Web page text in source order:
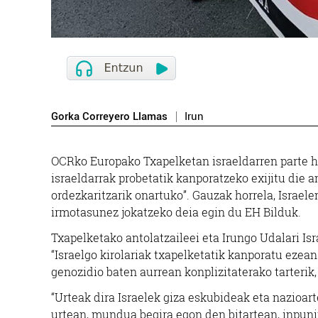
Gorka Correyero Llamas Irun
OCRko Europako Txapelketan israeldarren
israeldarrak probetatik kanporatzeko exijitu die
ordezkaritzarik onartuko”. Gauzak horrela,
irmotasunez jokatzeko deia egin du EH Bilduk.
Txapelketako antolatzaileei eta Irungo Udalari
“Israelgo kirolariak txapelketatik kanporatu
genozidio baten aurrean konplizitaterako tarterik,
“Urteak dira Israelek giza eskubideak eta
urtean, mundua begira egon den bitartean,